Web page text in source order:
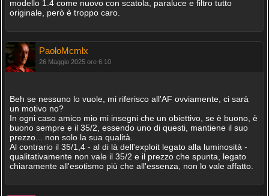
modello 1.4 come nuovo con scatola, paraluce e filtro tutto
originale, però è troppo caro.
PaoloMcmlx
26 Maggio 2025 ore 6:10
Beh se nessuno lo vuole, mi riferisco all'AF ovviamente, ci sarà
un motivo no?
In ogni caso amico mio mi insegni che un obiettivo, se è buono, è
buono sempre e il 35/2, essendo uno di questi, mantiene il suo
prezzo... non solo la sua qualità.
Al contrario il 35/1,4 - al di là dell'exploit legato alla luminosità -
qualitativamente non vale il 35/2 e il prezzo che spunta, legato
chiaramente all'esotismo più che all'essenza, non lo vale affatto.